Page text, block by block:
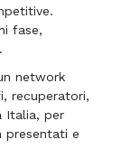
fase,
network
recuperatori,
Italia, per
presentati e